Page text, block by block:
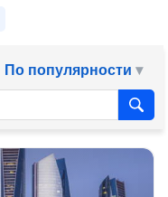
По популярности